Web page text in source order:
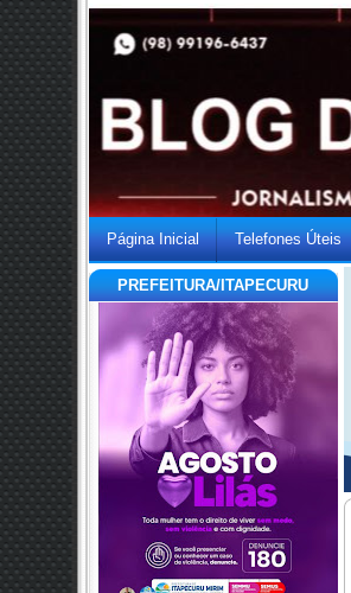
Página Inicial Telefones Úteis
PREFEITURA/ITAPECURU